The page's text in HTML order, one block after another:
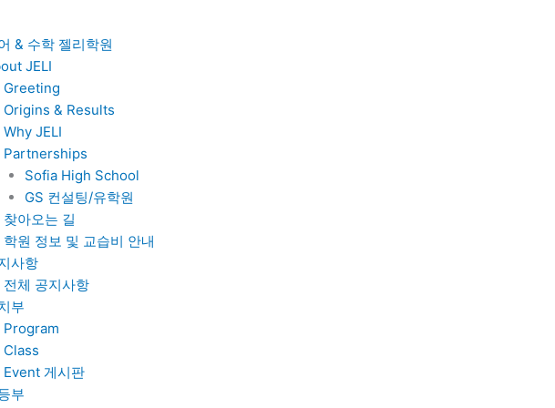
& 수학 젤리학원
JELI
Greeting
Origins & Results
Why JELI
Partnerships
Sofia High School
GS 컨설팅/유학원
찾아오는 길
학원 정보 및 교습비 안내
사항
전체 공지사항
부
Program
Class
Event 게시판
부